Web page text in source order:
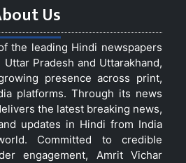
Us
the leading Hindi newspapers
Pradesh and Uttarakhand,
presence across print,
platforms. Through its news
the latest breaking news,
updates in Hindi from India
Committed to credible
engagement, Amrit Vichar